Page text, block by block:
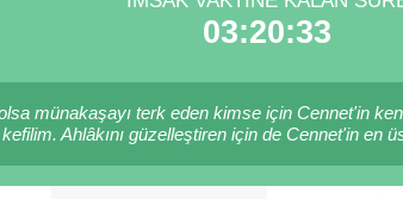
03:20:32
münakaşayı terk eden kimse için Cennet'in
Ahlâkını güzelleştiren için de Cennet'in en